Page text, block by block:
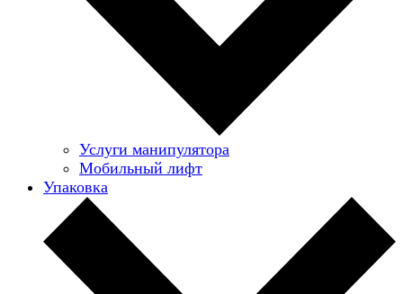
Услуги манипулятора
Мобильный лифт
Упаковка